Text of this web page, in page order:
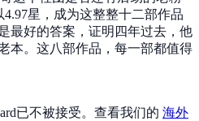
星，成为这整整十二部作品
好的答案，证明四年过去，他
本。这八部作品，每一部都值得
已不被接受。查看我们的 海外